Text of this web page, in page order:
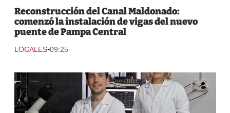
Reconstrucción del Canal Maldonado:
comenzó la instalación de vigas del nuevo
puente de Pampa Central
LOCALES-09:25